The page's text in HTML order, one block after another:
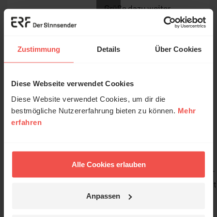
Zustimmung Details Über Cookies
Diese Webseite verwendet Cookies
Diese Website verwendet Cookies, um dir die
bestmögliche Nutzererfahrung bieten zu können. Mehr
erfahren
Alle Cookies erlauben
Anpassen
Gern gehört
Grüße dazu weiter.
Lieblingsmusik
Sie uns Ihren
wir freuen uns
darauf, Ihre
täglich 9
Glaube - erlebt, gelebt
Die Sendung mit
Lebensgeschichten,
in denen Jesus
bewegt hat.
Mi, 20 Uhr
(1x/
© Ruth Schneider / ERF